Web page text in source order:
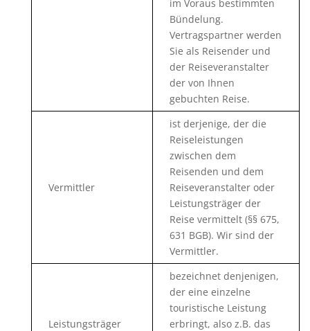
im Voraus bestimmten
Bündelung.
Vertragspartner werden
Sie als Reisender und
der Reiseveranstalter
der von Ihnen
gebuchten Reise.
Vermittler
ist derjenige, der die
Reiseleistungen
zwischen dem
Reisenden und dem
Reiseveranstalter oder
Leistungsträger der
Reise vermittelt (§§ 675,
631 BGB). Wir sind der
Vermittler.
Leistungsträger
bezeichnet denjenigen,
der eine einzelne
touristische Leistung
erbringt, also z.B. das